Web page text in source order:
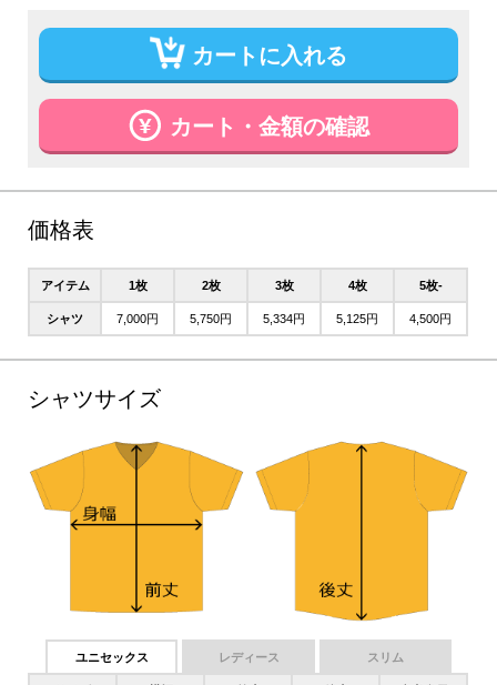
カートに入れる
カート・金額の確認
価格表
アイテム 1枚 2枚 3枚 4枚 5枚-
シャツ 7,000円 5,750円 5,334円 5,125円 4,500円
シャツサイズ
ユニセックス レディース スリム